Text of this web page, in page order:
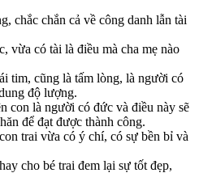
chắc chắn cả về công danh lẫn tài
vừa có tài là điều mà cha mẹ nào
tim, cũng là tấm lòng, là người có
độ lượng.
con là người có đức và điều này sẽ
để đạt được thành công.
trai vừa có ý chí, có sự bền bỉ và
cho bé trai đem lại sự tốt đẹp,